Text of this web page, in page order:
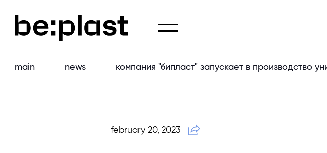
main news компания "бипласт" запускает в производство
february 20, 2023